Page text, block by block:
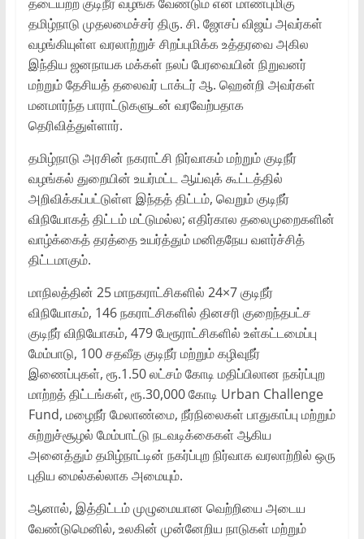
தமிழ்நாடு முதலமைச்சர் திரு. சி. ஜோசப் விஜய் அவர்கள்
வழங்கியுள்ள வரலாற்றுச் சிறப்புமிக்க உத்தரவை அகில
இந்திய ஜனநாயக மக்கள் நலப் பேரவையின் நிறுவனர்
மற்றும் தேசியத் தலைவர் டாக்டர் ஆ. ஹென்றி அவர்கள்
மனமார்ந்த பாராட்டுகளுடன் வரவேற்பதாக
தெரிவித்துள்ளார்.
தமிழ்நாடு அரசின் நகராட்சி நிர்வாகம் மற்றும் குடிநீர்
வழங்கல் துறையின் உயர்மட்ட ஆய்வுக் கூட்டத்தில்
அறிவிக்கப்பட்டுள்ள இந்தத் திட்டம், வெறும் குடிநீர்
விநியோகத் திட்டம் மட்டுமல்ல; எதிர்கால தலைமுறைகளின்
வாழ்க்கைத் தரத்தை உயர்த்தும் மனிதநேய வளர்ச்சித்
திட்டமாகும்.
மாநிலத்தின் 25 மாநகராட்சிகளில் 24×7 குடிநீர்
விநியோகம், 146 நகராட்சிகளில் தினசரி குறைந்தபட்ச
குடிநீர் விநியோகம், 479 பேரூராட்சிகளில் உள்கட்டமைப்பு
மேம்பாடு, 100 சதவீத குடிநீர் மற்றும் கழிவுநீர்
இணைப்புகள், ரூ.1.50 லட்சம் கோடி மதிப்பிலான நகர்ப்புற
மாற்றத் திட்டங்கள், ரூ.30,000 கோடி Urban Challenge
Fund, மழைநீர் மேலாண்மை, நீர்நிலைகள் பாதுகாப்பு மற்றும்
சுற்றுச்சூழல் மேம்பாட்டு நடவடிக்கைகள் ஆகிய
அனைத்தும் தமிழ்நாட்டின் நகர்ப்புற நிர்வாக வரலாற்றில் ஒரு
புதிய மைல்கல்லாக அமையும்.
ஆனால், இத்திட்டம் முழுமையான வெற்றியை அடைய
வேண்டுமெனில், உலகின் முன்னேறிய நாடுகள் மற்றும்